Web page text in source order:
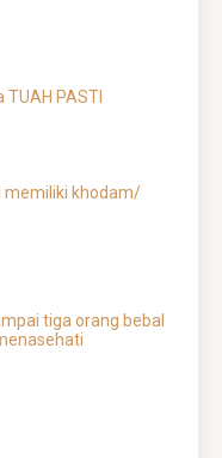
PASTI
memiliki khodam/
tiga orang bebal